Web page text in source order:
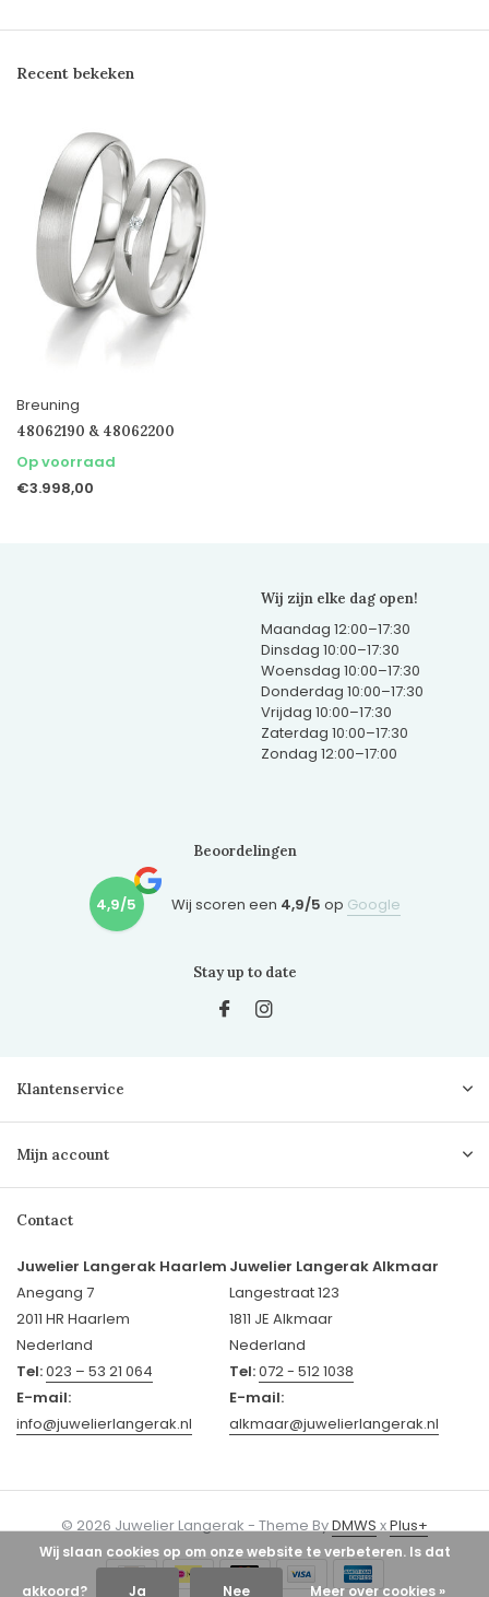
Recent bekeken
Breuning
48062190 & 48062200
Op voorraad
€3.998,00
Wij zijn elke dag open!
Maandag 12:00–17:30
Dinsdag 10:00–17:30
Woensdag 10:00–17:30
Donderdag 10:00–17:30
Vrijdag 10:00–17:30
Zaterdag 10:00–17:30
Zondag 12:00–17:00
Beoordelingen
4,9/5 Wij scoren een 4,9/5 op Google
Stay up to date
Klantenservice
Mijn account
Contact
Juwelier Langerak Haarlem
Anegang 7
2011 HR Haarlem
Nederland
Tel:023 – 53 21 064
E-mail:
info@juwelierlangerak.nl
Juwelier Langerak Alkmaar
Langestraat 123
1811 JE Alkmaar
Nederland
Tel:072 - 512 1038
E-mail:
alkmaar@juwelierlangerak.nl
© 2026 Juwelier Langerak - Theme ByDMWSxPlus+
Wij slaan cookies op om onze website te verbeteren. Is dat
akkoord? Ja Nee Meer over cookies »